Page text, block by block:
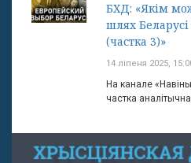
БХД: «Якім
шлях Беларусі
(частка 3)»
14 ліпеня 2025,
На канале
частка